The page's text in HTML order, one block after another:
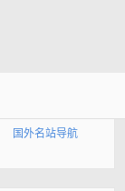
国外名站导航